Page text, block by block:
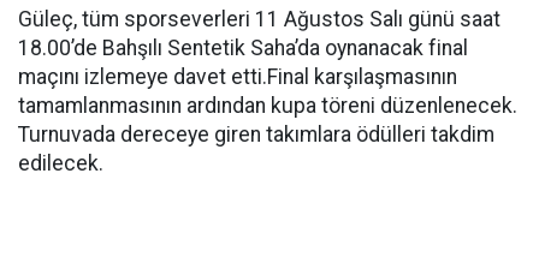
Güleç, tüm sporseverleri 11 Ağustos Salı günü saat
18.00’de Bahşılı Sentetik Saha’da oynanacak final
maçını izlemeye davet etti.Final karşılaşmasının
tamamlanmasının ardından kupa töreni düzenlenecek.
Turnuvada dereceye giren takımlara ödülleri takdim
edilecek.